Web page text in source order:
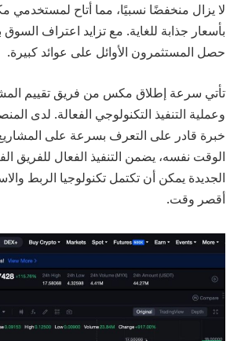
لا يزال منخفضًا نسبيًا، مما أتاح لمستخدمي
بأسعار جذابة للغاية. مع تزايد اعتراف
حصل المستثمرون الأوائل على عوائد كبيرة.
تأتي سرعة إطلاق مكس من فريق تقييم
وعملية التنفيذ التكنولوجي الفعالة. لدى
خبرة قادر على التعرف بسرعة على
الوقت نفسه، يضمن التنفيذ الفعال للفريق
الجديدة يمكن أن تكتمل تكنولوجيا الربط
أقصر وقت.